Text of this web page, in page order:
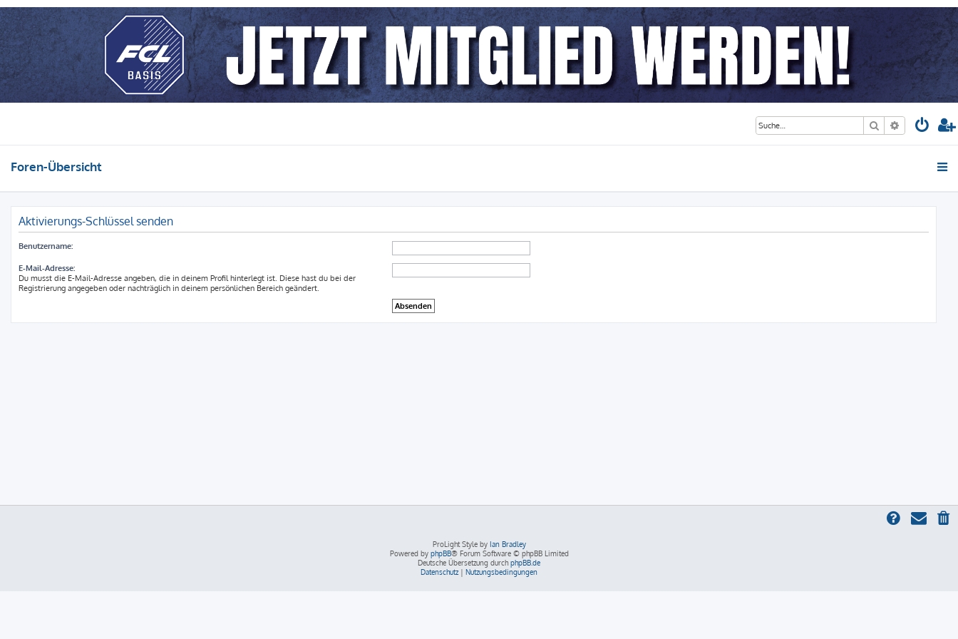
Suche Erweiterte
Foren-Übersicht
Aktivierungs-Schlüssel senden
Benutzername:
E-Mail-Adresse:
Du musst die E-Mail-Adresse angeben, die in deinem Profil hinterlegt ist. Diese hast du bei der
Registrierung angegeben oder nachträglich in deinem persönlichen Bereich geändert.
ProLight Style by Ian Bradley
Powered by phpBB® Forum Software © phpBB Limited
Deutsche Übersetzung durch phpBB.de
Datenschutz
Nutzungsbedingungen